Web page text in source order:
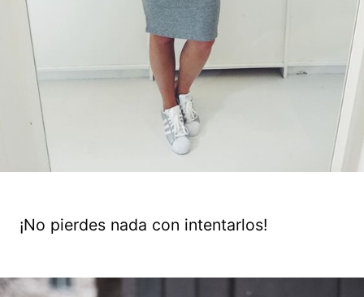
¡No pierdes nada con intentarlos!